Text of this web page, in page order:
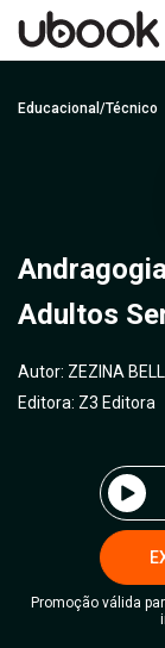
Educacional/Técnico
Adultos
Autor: ZEZINA
Editora: Z3 Editora
Promoção válida